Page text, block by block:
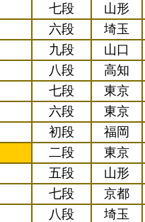
七段 山形
六段 埼玉
九段 山口
八段 高知
七段 東京
六段 東京
初段 福岡
二段 東京
五段 山形
七段 京都
八段 埼玉